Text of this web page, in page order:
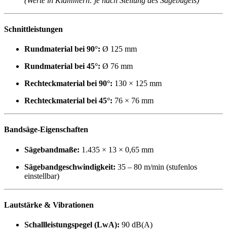
Schnittleistungen
Rundmaterial bei 90°: Ø 125 mm
Rundmaterial bei 45°: Ø 76 mm
Rechteckmaterial bei 90°: 130 × 125 mm
Rechteckmaterial bei 45°: 76 × 76 mm
Bandsäge-Eigenschaften
Sägebandmaße: 1.435 × 13 × 0,65 mm
Sägebandgeschwindigkeit: 35 – 80 m/min (stufenlos
einstellbar)
Lautstärke & Vibrationen
Schallleistungspegel (LwA): 90 dB(A)